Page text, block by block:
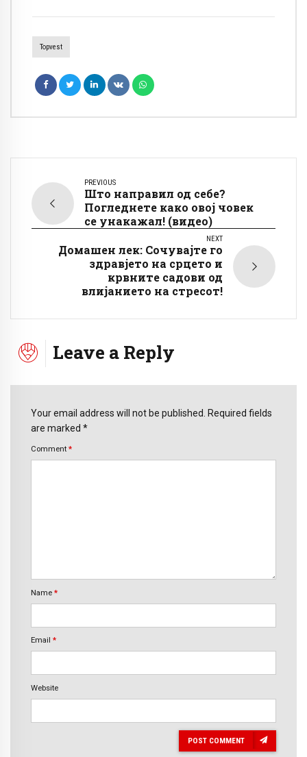
Topvest
PREVIOUS
Што направил од себе?
Погледнете како овој човек
се унакажал! (видео)
NEXT
Домашен лек: Сочувајте го
здравјето на срцето и
крвните садови од
влијанието на стресот!
Leave a Reply
Your email address will not be published. Required fields
are marked *
Comment *
Name *
Email *
Website
POST COMMENT